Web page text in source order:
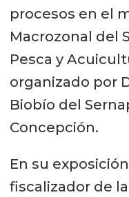
procesos en el
Macrozonal del
Pesca y
organizado por
Biobío del
Concepción.
En su
fiscalizador de